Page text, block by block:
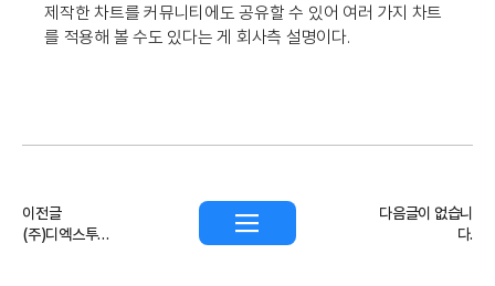
제작한 차트를 커뮤니티에도 공유할 수 있어 여러 가지 차트
를 적용해 볼 수도 있다는 게 회사측 설명이다.
이전글
(주)디엑스투비 > (주)투비소프트에이엑스(Tobesoft ax) 사명 변경
다음글이 없습니
다.